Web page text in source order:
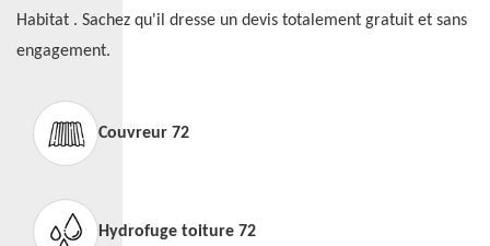
Habitat . Sachez qu'il dresse un devis totalement gratuit et sans
engagement.
Couvreur 72
Hydrofuge toiture 72